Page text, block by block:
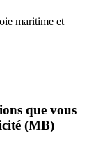
maritime et
que vous
(MB)